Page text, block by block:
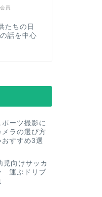
員
たちの日
話を中心
ーツ撮影に
ラの選び方
おすすめ3選
児向けサッカ
運ぶドリブ